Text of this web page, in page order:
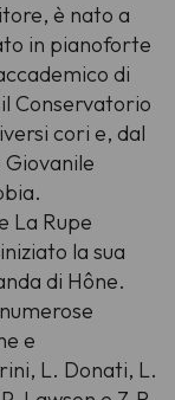
è nato a
in pianoforte
di
Conservatorio
cori e, dal
Giovanile
La Rupe
la sua
di Hône.
e
L. Donati, L.